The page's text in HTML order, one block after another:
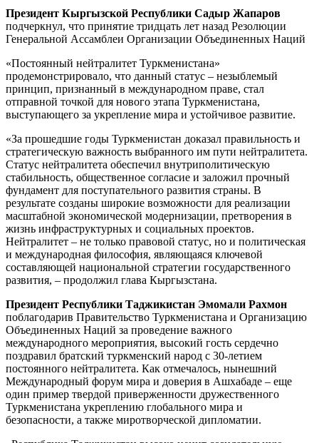
Президент Кыргызской Республики Садыр Жапаров
подчеркнул, что принятие тридцать лет назад Резолюции
Генеральной Ассамблеи Организации Объединенных Наций
«Постоянный нейтралитет Туркменистана»
продемонстрировало, что данный статус – незыблемый
принцип, признанный в международном праве, стал
отправной точкой для нового этапа Туркменистана,
выступающего за укреп­ление мира и устойчивое развитие.
«За прошедшие годы Туркменистан доказал правильность и
стратегичес­кую важность выбранного им пути нейтралитета.
Статус нейтралитета обеспечил внутриполитическую
стабильность, общественное согласие и заложил прочный
фундамент для поступательного развития страны. В
результате созданы широкие возможности для реализации
масштабной экономической модернизации, претворения в
жизнь инфраструктурных и социальных проектов.
Нейтралитет – не только правовой статус, но и политическая
и международная философия, являющаяся ключевой
составляющей национальной стратегии государственного
развития, – продолжил глава Кыргызстана.
Президент Республики Таджикистан Эмомали Рахмон
поблагодарив Правительство Туркменистана и Организацию
Объединенных Наций за проведение важного
международного мероприятия, высокий гость сердечно
поздравил братский туркменский народ с 30-летием
постоянного нейтралитета. Как отмечалось, нынешний
Международный форум мира и доверия в Ашхабаде – еще
один пример твердой приверженности дружественного
Туркменистана укреплению глобального мира и
безопасности, а также миротворческой дипломатии.